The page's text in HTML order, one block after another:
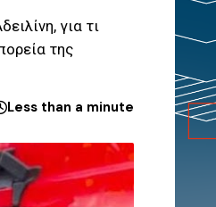
για τι
της
Less than a minute